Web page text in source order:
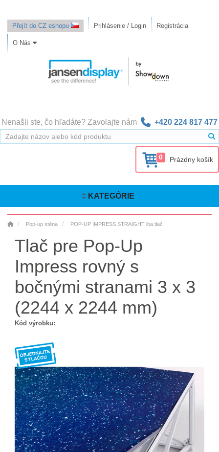
Přejít do CZ eshopu Prihlásenie / Login Registrácia
O Nás
Nenašli ste, čo hľadáte? Zavolajte nám +420 224 817 477
0 Prázdny košík
KATEGÓRIE
Pop-up stěna POP-UP IMPRESS STRAIGHT iba tlač
Tlač pre Pop-Up
Impress rovný s
bočnými stranami 3 x 3
(2244 x 2244 mm)
Kód výrobku: